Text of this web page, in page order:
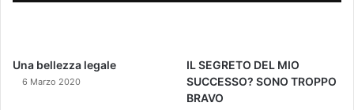
Una bellezza legale
6 Marzo 2020
IL SEGRETO DEL MIO
SUCCESSO? SONO TROPPO
BRAVO